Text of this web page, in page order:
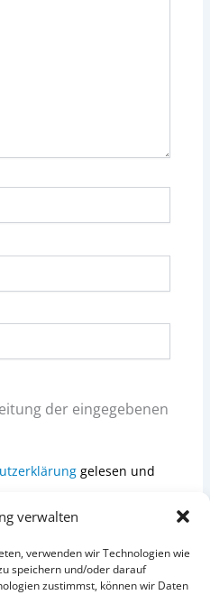
verwalten
verwenden wir Technologien wie
speichern und/oder darauf
zustimmst, können wir Daten
der eingegebenen
gelesen und